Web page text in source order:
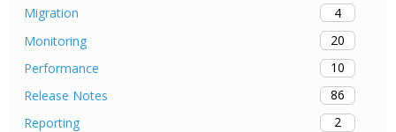
Migration
4
Monitoring
20
Performance
10
Release Notes
86
Reporting
2